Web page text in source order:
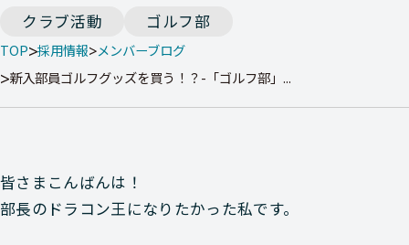
クラブ活動 ゴルフ部
TOP 採用情報 メンバーブログ
新入部員ゴルフグッズを買う！？-「ゴルフ部」...
皆さまこんばんは！
部長のドラコン王になりたかった私です。